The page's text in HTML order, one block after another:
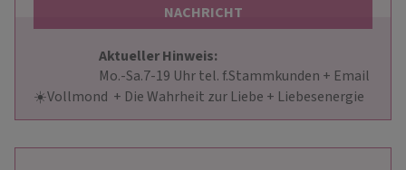
NACHRICHT
Aktueller Hinweis: